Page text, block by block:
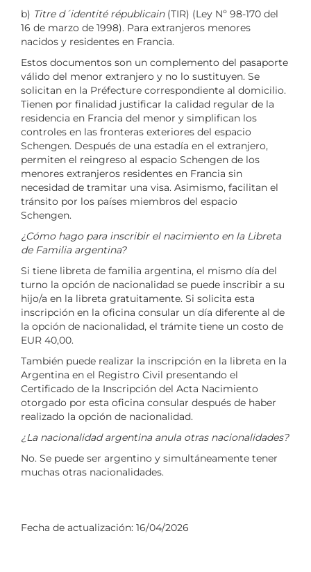
b) Titre d´identité républicain (TIR) (Ley Nº 98-170 del
16 de marzo de 1998). Para extranjeros menores
nacidos y residentes en Francia.
Estos documentos son un complemento del pasaporte
válido del menor extranjero y no lo sustituyen. Se
solicitan en la Préfecture correspondiente al domicilio.
Tienen por finalidad justificar la calidad regular de la
residencia en Francia del menor y simplifican los
controles en las fronteras exteriores del espacio
Schengen. Después de una estadía en el extranjero,
permiten el reingreso al espacio Schengen de los
menores extranjeros residentes en Francia sin
necesidad de tramitar una visa. Asimismo, facilitan el
tránsito por los países miembros del espacio
Schengen.
¿Cómo hago para inscribir el nacimiento en la Libreta
de Familia argentina?
Si tiene libreta de familia argentina, el mismo día del
turno la opción de nacionalidad se puede inscribir a su
hijo/a en la libreta gratuitamente. Si solicita esta
inscripción en la oficina consular un día diferente al de
la opción de nacionalidad, el trámite tiene un costo de
EUR 40,00.
También puede realizar la inscripción en la libreta en la
Argentina en el Registro Civil presentando el
Certificado de la Inscripción del Acta Nacimiento
otorgado por esta oficina consular después de haber
realizado la opción de nacionalidad.
¿La nacionalidad argentina anula otras nacionalidades?
No. Se puede ser argentino y simultáneamente tener
muchas otras nacionalidades.
Fecha de actualización: 16/04/2026